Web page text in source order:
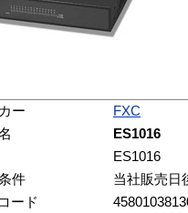
ー
FXC
ES1016
ES1016
件
当社販売日
ード